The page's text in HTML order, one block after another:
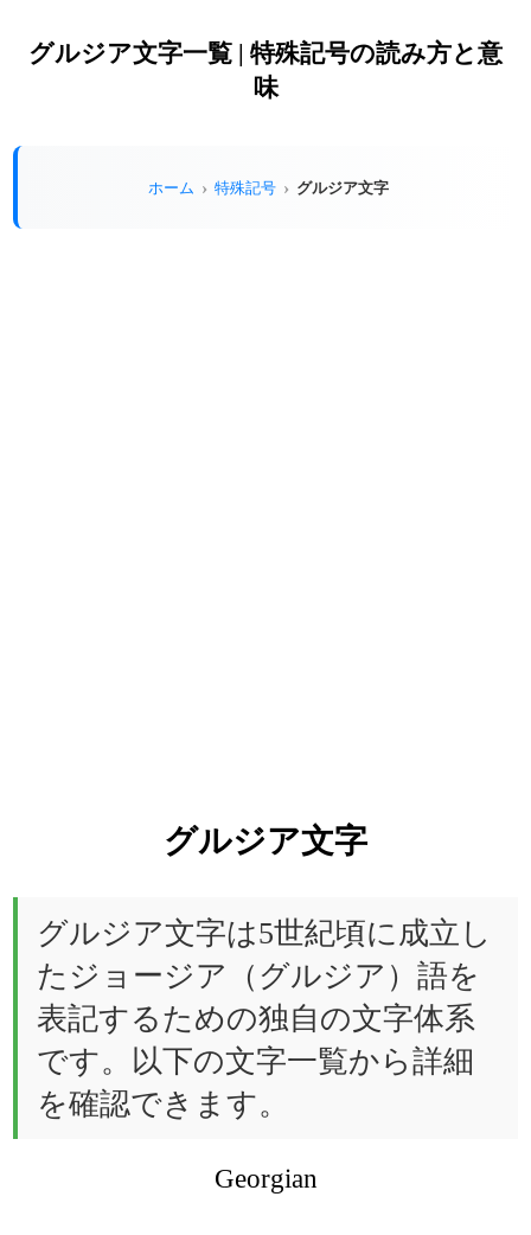
グルジア文字一覧 | 特殊記号の読み方と意
味
ホーム 特殊記号 グルジア文字
グルジア文字
グルジア文字は5世紀頃に成立し
たジョージア（グルジア）語を
表記するための独自の文字体系
です。以下の文字一覧から詳細
を確認できます。
Georgian